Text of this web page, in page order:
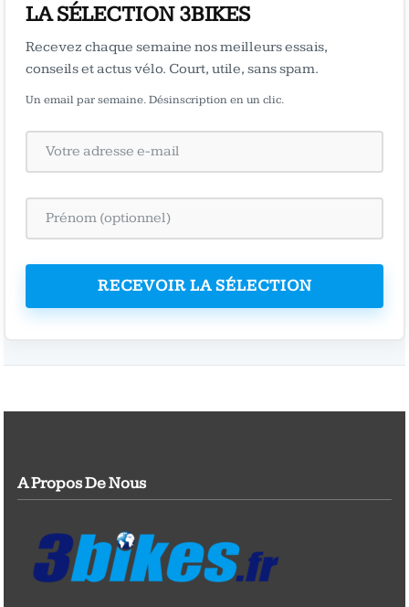
LA SÉLECTION 3BIKES
Recevez chaque semaine nos meilleurs essais,
conseils et actus vélo. Court, utile, sans spam.
Un email par semaine. Désinscription en un clic.
RECEVOIR LA SÉLECTION
A Propos De Nous